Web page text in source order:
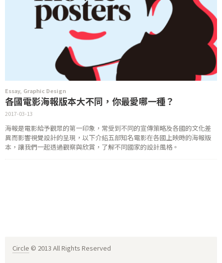
Essay, Graphic Design
各國電影海報版本大不同，你最愛哪一種？
2017-03-13
海報是電影給予觀眾的第一印象，常受到不同的宣傳策略及各國的文化差
異而影響視覺設計的呈現，以下介紹五部知名電影在各國上映時的海報版
本，讓我們一起透過觀察與欣賞，了解不同國家的設計風格。
Circle © 2013 All Rights Reserved